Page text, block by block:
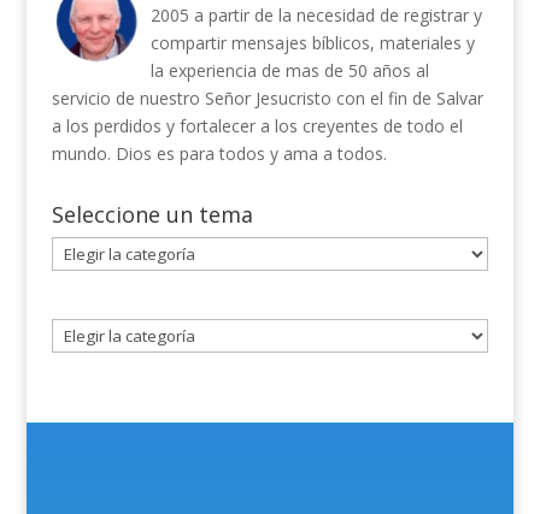
2005 a partir de la necesidad de registrar y
compartir mensajes bíblicos, materiales y
la experiencia de mas de 50 años al
servicio de nuestro Señor Jesucristo con el fin de Salvar
a los perdidos y fortalecer a los creyentes de todo el
mundo. Dios es para todos y ama a todos.
Seleccione un tema
Seleccione
un